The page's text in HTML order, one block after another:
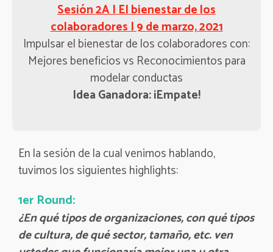
Sesión 2A | El bienestar de los
colaboradores | 9 de marzo, 2021
Impulsar el bienestar de los colaboradores con:
Mejores beneficios vs Reconocimientos para
modelar conductas
Idea Ganadora: ¡Empate!
En la sesión de la cual venimos hablando,
tuvimos los siguientes highlights:
1er Round:
¿En qué tipos de organizaciones, con qué tipos
de cultura, de qué sector, tamaño, etc. ven